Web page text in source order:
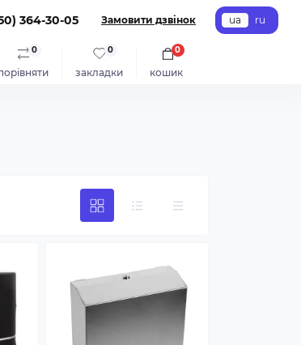
364-30-05 Замовити дзвінок ua ru
0
закладки
0
кошик
0